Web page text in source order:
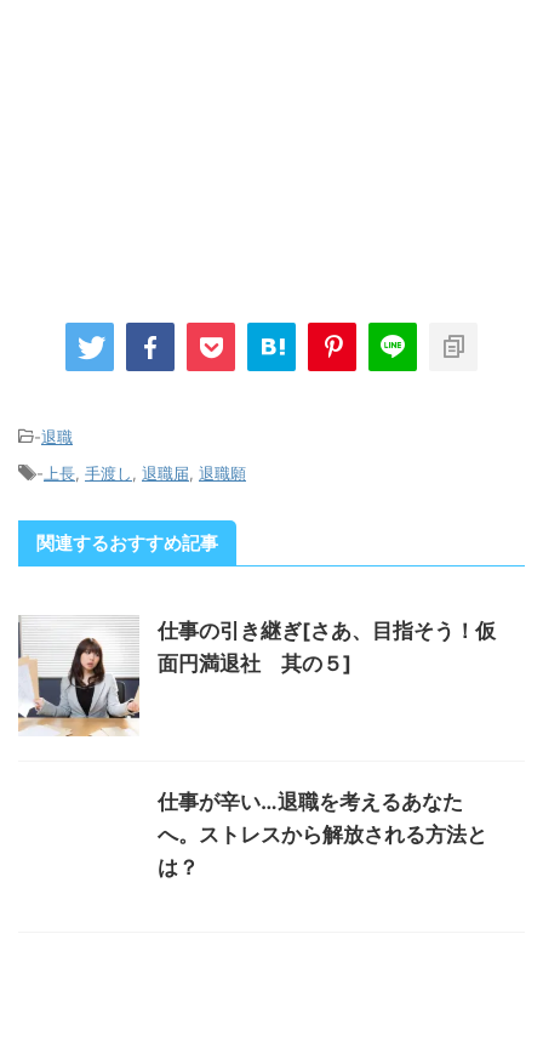
-退職
- 上長 手渡し 退職届 退職願
関連するおすすめ記事
仕事の引き継ぎ[さあ、目指そう！仮
面円満退社 其の５]
仕事が辛い…退職を考えるあなた
へ。ストレスから解放される方法と
は？